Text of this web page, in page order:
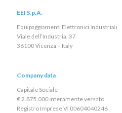
EEI S.p.A.
Equipaggiamenti Elettronici Industriali
Viale dell’Industria, 37
36100 Vicenza – Italy
Company data
Capitale Sociale
€ 2.875.000 interamente versato
Registro Imprese VI 00604040246